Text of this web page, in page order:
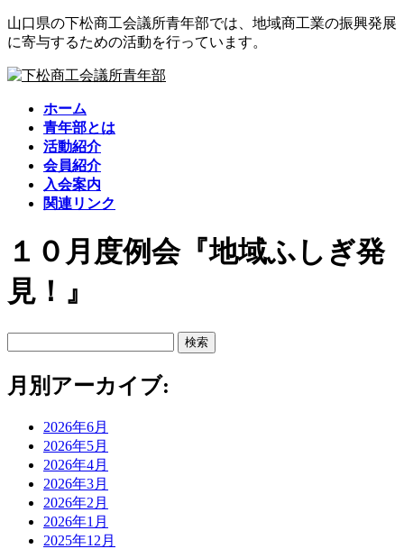
コ
ン
ン
ナ
ビ
ー
山口県の下松商工会議所青年部では、地域商工業の振興発展
に寄与するための活動を行っています。
ホーム
青年部とは
活動紹介
会員紹介
入会案内
関連リンク
１０月度例会『地域ふしぎ発
見！』
月別アーカイブ:
2026年6月
2026年5月
2026年4月
2026年3月
2026年2月
2026年1月
2025年12月